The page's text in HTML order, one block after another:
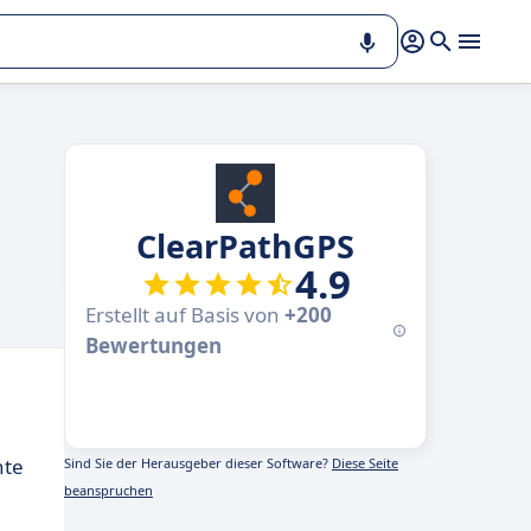
ClearPathGPS
4.9
Erstellt auf Basis von +200
Bewertungen
Sind Sie der Herausgeber dieser Software? Diese Seite
beanspruchen